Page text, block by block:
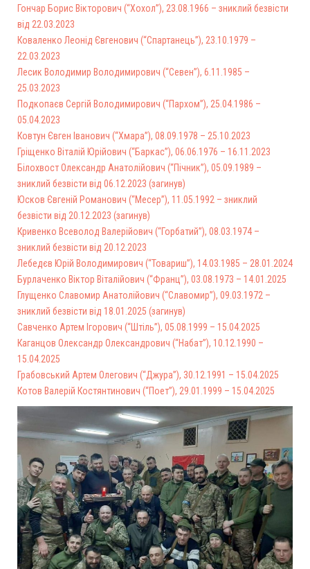
Гончар Борис Вікторович (“Хохол”), 23.08.1966 – зниклий безвісти
від 22.03.2023
Коваленко Леонід Євгенович (“Спартанець”), 23.10.1979 –
22.03.2023
Лесик Володимир Володимирович (“Севен”), 6.11.1985 –
25.03.2023
Подкопаєв Сергій Володимирович (“Пархом”), 25.04.1986 –
05.04.2023
Ковтун Євген Іванович (“Хмара”), 08.09.1978 – 25.10.2023
Гріщенко Віталій Юрійович (“Баркас”), 06.06.1976 – 16.11.2023
Білохвост Олександр Анатолійович (“Пічник”), 05.09.1989 –
зниклий безвісти від 06.12.2023 (загинув)
Юсков Євгеній Романович (“Месер”), 11.05.1992 – зниклий
безвісти від 20.12.2023 (загинув)
Кривенко Всеволод Валерійович (“Горбатий”), 08.03.1974 –
зниклий безвісти від 20.12.2023
Лебедєв Юрій Володимирович (“Товариш”), 14.03.1985 – 28.01.2024
Бурлаченко Віктор Віталійович (“Франц”), 03.08.1973 – 14.01.2025
Глущенко Славомир Анатолійович (“Славомир”), 09.03.1972 –
зниклий безвісти від 18.01.2025 (загинув)
Савченко Артем Ігорович (“Штіль”), 05.08.1999 – 15.04.2025
Каганцов Олександр Олександрович (“Набат”), 10.12.1990 –
15.04.2025
Грабовський Артем Олегович (“Джура”), 30.12.1991 – 15.04.2025
Котов Валерій Костянтинович (“Поет”), 29.01.1999 – 15.04.2025